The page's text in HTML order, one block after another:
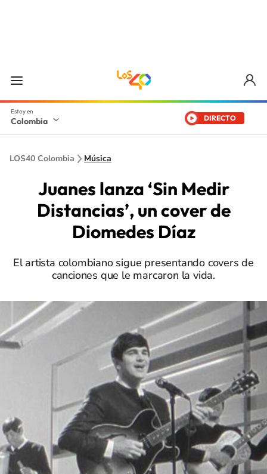
Colombia DIRECTO
LOS40 Colombia Música
Juanes lanza ‘Sin Medir
Distancias’, un cover de
Diomedes Díaz
El artista colombiano sigue presentando covers de
canciones que le marcaron la vida.